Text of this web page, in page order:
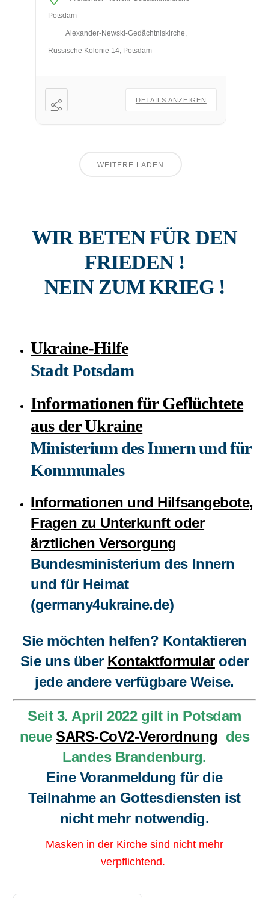
Potsdam
Alexander-Newski-Gedächtniskirche,
Russische Kolonie 14, Potsdam
DETAILS ANZEIGEN
WEITERE LADEN
WIR BETEN FÜR DEN
FRIEDEN !
NEIN ZUM KRIEG !
Ukraine-Hilfe
Stadt Potsdam
Informationen für Geflüchtete
aus der Ukraine
Ministerium des Innern und für
Kommunales
Informationen und Hilfsangebote,
Fragen zu Unterkunft oder
ärztlichen Versorgung
Bundesministerium des Innern
und für Heimat
(germany4ukraine.de)
Sie möchten helfen? Kontaktieren
Sie uns über Kontaktformularoder
jede andere verfügbare Weise.
Seit 3. April 2022 gilt in Potsdam
neueSARS-CoV2-Verordnung des
Landes Brandenburg.
Eine Voranmeldung für die
Teilnahme an Gottesdiensten ist
nicht mehr notwendig.
Masken in der Kirche sind nicht mehr
verpflichtend.